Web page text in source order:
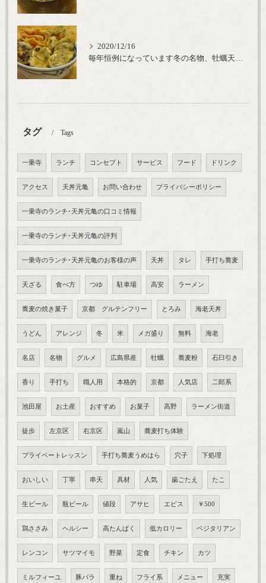
2020/12/16
毎年恒例になっています冬の名物、牡蠣天丼が販売開始です、広島県産の大粒牡蠣を使用し天ぷらならではのカリと衣クリーミーな味わいをどうぞ
タグ Tags
一乗寺 ランチ コンセプト サービス フード ドリンク
アクセス 天丼元亀 お問い合わせ プライバシーポリシー
一乗寺のランチ･天丼元亀の口コミ情報
一乗寺のランチ･天丼元亀の評判
一乗寺のランチ･天丼元亀のお客様の声 天丼 タレ 手打ち蕎麦
天ざる 食べ方 つゆ 駐車場 高安 ラーメン
蕎麦の焼き菓子 京都 グルテンフリー とろみ 海老天丼
うどん アレンジ 冬 米 メガ盛り 無料 海老
名店 名物 グルメ 広島県産 牡蠣 蕎麦粉 石臼引き
香り 手打ち 職人用 本格的 京都 人気店 二郎系
池田屋 お土産 おすすめ お菓子 高野 ラーメン街道
徒歩 左京区 右京区 嵐山 蕎麦打ち体験
プライベートレッスン 手打ち蕎麦うめはら 穴子 下処理
おいしい 丁寧 串天 具材 人気 歯ごたえ たこ
生ビール 瓶ビール 値段 アサヒ エビス ￥500
鶏ささみ ヘルシー 高たんぱく 低カロリー ベジタリアン
レンコン サツマイモ 野菜 定食 チキン カツ
ミルフィーユ 豚バラ 重ね フライ系 メニュー 充実